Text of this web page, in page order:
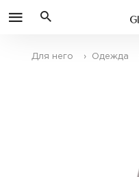
Для него › Одежда